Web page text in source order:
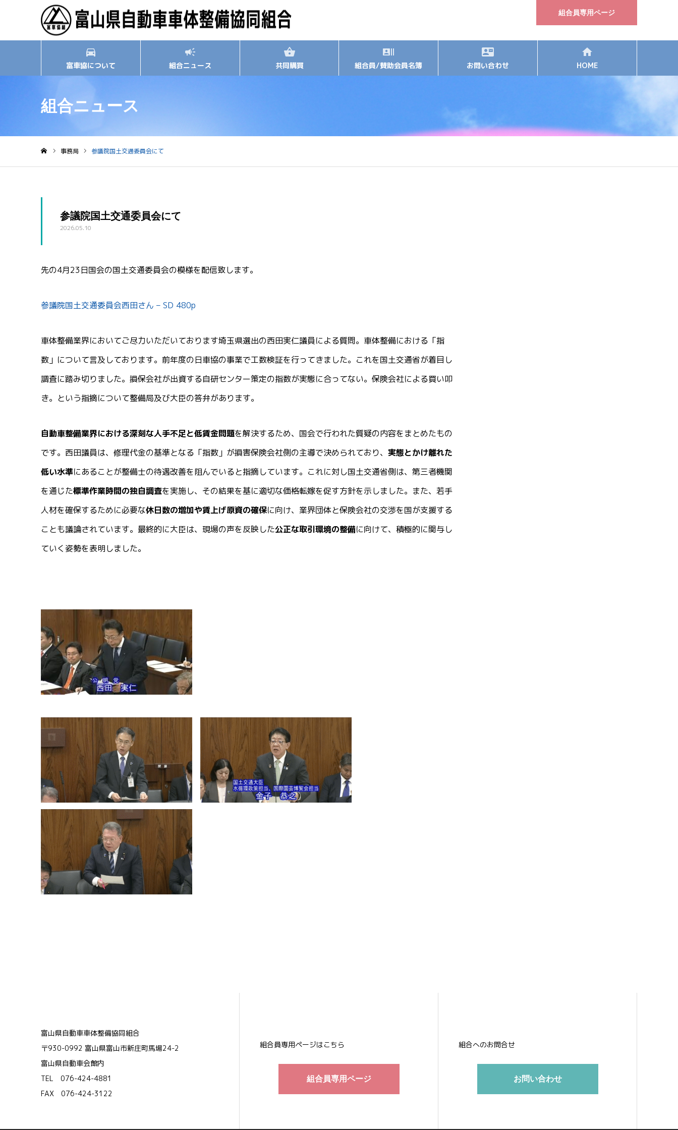
組合員専用ページ
富車協について 組合ニュース 共同購買 組合員/賛助会員名簿 お問い合わせ HOME
組合ニュース
事務局 参議院国土交通委員会にて
参議院国土交通委員会にて
2026.05.10
先の4月23日国会の国土交通委員会の模様を配信致します。
参議院国土交通委員会西田さん – SD 480p
車体整備業界においてご尽力いただいております埼玉県選出の西田実仁議員による質問。車体整備における「指
数」について言及しております。前年度の日車協の事業で工数検証を行ってきました。これを国土交通省が着目し
調査に踏み切りました。損保会社が出資する自研センター策定の指数が実態に合ってない。保険会社による買い叩
き。という指摘について整備局及び大臣の答弁があります。
自動車整備業界における深刻な人手不足と低賃金問題を解決するため、国会で行われた質疑の内容をまとめたもの
です。西田議員は、修理代金の基準となる「指数」が損害保険会社側の主導で決められており、 実態とかけ離れた
低い水準にあることが整備士の待遇改善を阻んでいると指摘しています。これに対し国土交通省側は、第三者機関
を通じた標準作業時間の独自調査を実施し、その結果を基に適切な価格転嫁を促す方針を示しました。また、若手
人材を確保するために必要な休日数の増加や賃上げ原資の確保に向け、業界団体と保険会社の交渉を国が支援する
ことも議論されています。最終的に大臣は、現場の声を反映した公正な取引環境の整備に向けて、積極的に関与し
ていく姿勢を表明しました。
富山県自動車車体整備協同組合
〒930-0992 富山県富山市新庄町馬場24-2
富山県自動車会館内
TEL 076-424-4881
FAX 076-424-3122
組合員専用ページはこちら
組合員専用ページ
組合へのお問合せ
お問い合わせ